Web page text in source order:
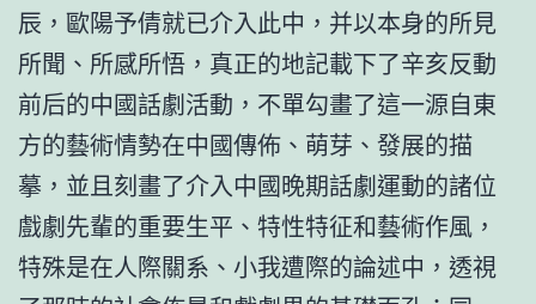
辰，歐陽予倩就已介入此中，并以本身的所見
所聞、所感所悟，真正的地記載下了辛亥反動
前后的中國話劇活動，不單勾畫了這一源自東
方的藝術情勢在中國傳佈、萌芽、發展的描
摹，並且刻畫了介入中國晚期話劇運動的諸位
戲劇先輩的重要生平、特性特征和藝術作風，
特殊是在人際關系、小我遭際的論述中，透視